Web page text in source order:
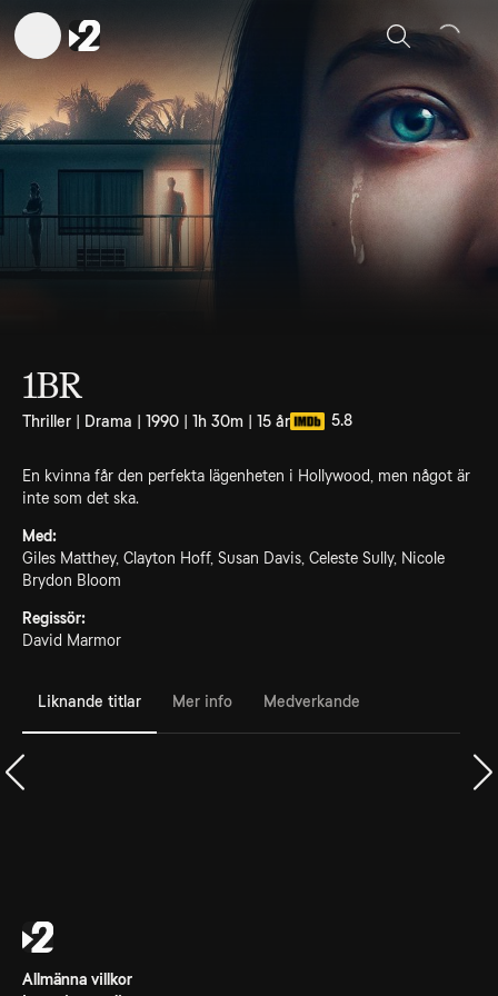
Sök
1BR
Thriller | Drama | 1990 | 1h 30m | 15 år 5.8
En kvinna får den perfekta lägenheten i Hollywood, men något är
inte som det ska.
Med:
Giles Matthey, Clayton Hoff, Susan Davis, Celeste Sully, Nicole
Brydon Bloom
Regissör:
David Marmor
Liknande titlar Mer info Medverkande
Allmänna villkor